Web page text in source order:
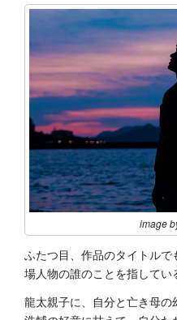
image
ふたつ目、作品のタイトル
場人物の誰のことを指してい
龍太親子に、自分と亡き母の